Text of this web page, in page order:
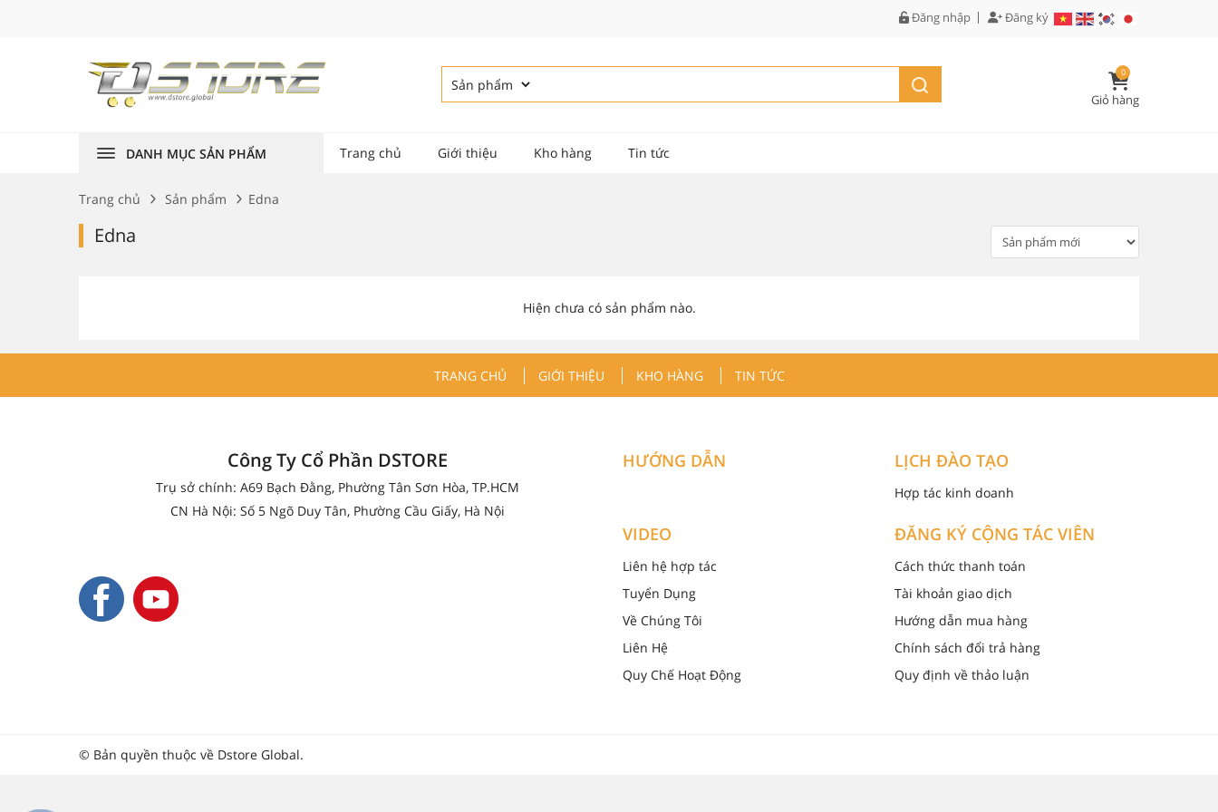
Đăng nhập Đăng ký
0
Giỏ hàng
Trang chủ Giới thiệu Kho hàng Tin tức
DANH MỤC SẢN PHẨM
Trang chủ Sản phẩm Edna
Edna
Hiện chưa có sản phẩm nào.
TRANG CHỦ GIỚI THIỆU KHO HÀNG TIN TỨC
Công Ty Cổ Phần DSTORE
Trụ sở chính: A69 Bạch Đằng, Phường Tân Sơn Hòa, TP.HCM
CN Hà Nội: Số 5 Ngõ Duy Tân, Phường Cầu Giấy, Hà Nội
HƯỚNG DẪN LỊCH ĐÀO TẠO
Hợp tác kinh doanh
VIDEO
Liên hệ hợp tác
Tuyển Dụng
Về Chúng Tôi
Liên Hệ
Quy Chế Hoạt Động
ĐĂNG KÝ CỘNG TÁC VIÊN
Cách thức thanh toán
Tài khoản giao dịch
Hướng dẫn mua hàng
Chính sách đổi trả hàng
Quy định về thảo luận
© Bản quyền thuộc về Dstore Global.